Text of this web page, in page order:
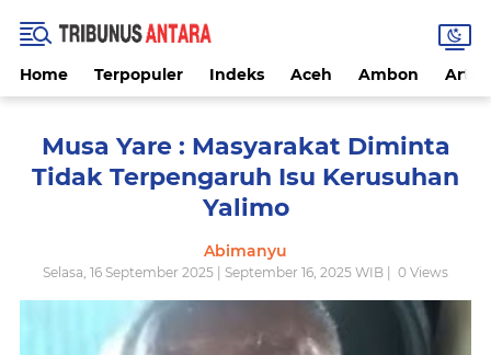
Home Terpopuler Indeks Aceh Ambon
Musa Yare : Masyarakat Diminta
Tidak Terpengaruh Isu Kerusuhan
Yalimo
Abimanyu
Selasa, 16 September 2025 | September 16, 2025 WIB | 0 Views